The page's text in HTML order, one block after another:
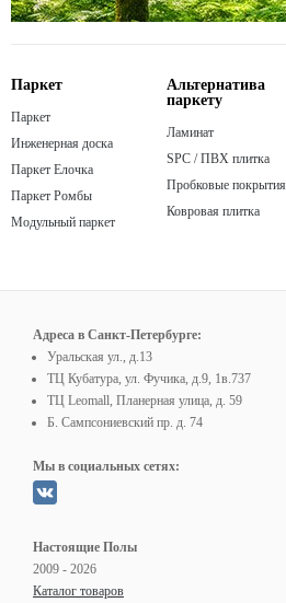
Паркет
Паркет
Инженерная доска
Паркет Елочка
Паркет Ромбы
Модульный паркет
Альтернатива
паркету
Ламинат
SPC / ПВХ плитка
Пробковые покрытия
Ковровая плитка
Адреса в Санкт-Петербурге:
Уральская ул., д.13
ТЦ Кубатура, ул. Фучика, д.9, 1в.737
ТЦ Leomall, Планерная улица, д. 59
Б. Сампсониевский пр. д. 74
Мы в социальных сетях:
Настоящие Полы
2009 - 2026
Каталог товаров